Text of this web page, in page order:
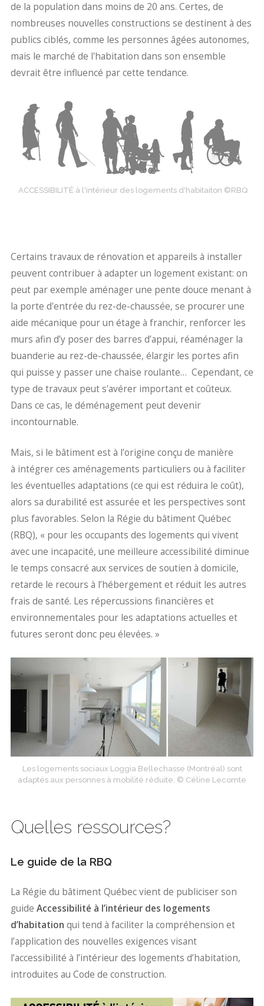
de la population dans moins de 20 ans. Certes, de
nombreuses nouvelles constructions se destinent à des
publics ciblés, comme les personnes âgées autonomes,
mais le marché de l'habitation dans son ensemble
devrait être influencé par cette tendance.
ACCESSIBILITÉ à l'intérieur des logements d'habitaiton ©RBQ
Certains travaux de rénovation et appareils à installer
peuvent contribuer à adapter un logement existant: on
peut par exemple aménager une pente douce menant à
la porte d'entrée du rez-de-chaussée, se procurer une
aide mécanique pour un étage à franchir, renforcer les
murs afin d’y poser des barres d’appui, réaménager la
buanderie au rez-de-chaussée, élargir les portes afin
qui puisse y passer une chaise roulante… Cependant, ce
type de travaux peut s'avérer important et coûteux.
Dans ce cas, le déménagement peut devenir
incontournable.
Mais, si le bâtiment est à l'origine conçu de manière
à intégrer ces aménagements particuliers ou à faciliter
les éventuelles adaptations (ce qui est réduira le coût),
alors sa durabilité est assurée et les perspectives sont
plus favorables. Selon la Régie du bâtiment Québec
(RBQ), « pour les occupants des logements qui vivent
avec une incapacité, une meilleure accessibilité diminue
le temps consacré aux services de soutien à domicile,
retarde le recours à l’hébergement et réduit les autres
frais de santé. Les répercussions financières et
environnementales pour les adaptations actuelles et
futures seront donc peu élevées. »
Les logements sociaux Loggia Bellechasse (Montréal) sont
adaptés aux personnes à mobilité réduite. © Céline Lecomte
Quelles ressources?
Le guide de la RBQ
La Régie du bâtiment Québec vient de publiciser son
guide Accessibilité à l’intérieur des logements
d’habitation qui tend à faciliter la compréhension et
l’application des nouvelles exigences visant
l’accessibilité à l’intérieur des logements d’habitation,
introduites au Code de construction.